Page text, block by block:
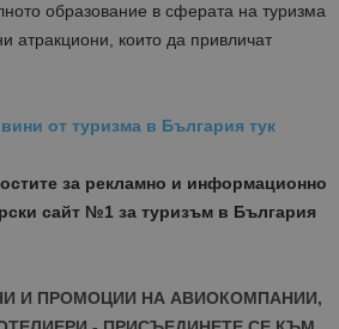
образование в сферата на туризма
атракциони, които да привличат
от туризма в България тук
за рекламно и информационно
сайт №1 за туризъм в България
И ПРОМОЦИИ НА АВИОКОМПАНИИ,